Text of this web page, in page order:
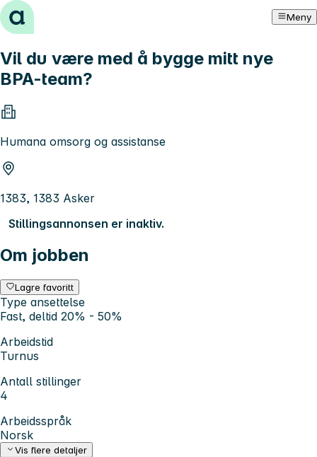
Hopp til innhold Meny
Vil du være med å bygge mitt nye
BPA-team?
Humana omsorg og assistanse
1383, 1383 Asker
Stillingsannonsen er inaktiv.
Om jobben
Lagre favoritt
Type ansettelse
Fast, deltid 20% - 50%
Arbeidstid
Turnus
Antall stillinger
4
Arbeidsspråk
Norsk
Vis flere detaljer